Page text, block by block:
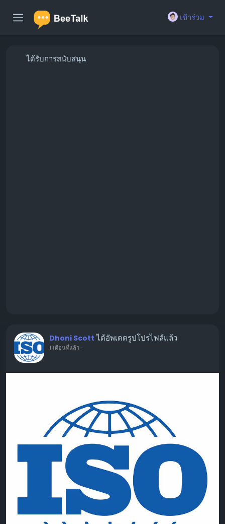
เข้าร่วม
ได้รับการสนับสนุน
Dhoni Scott ได้อัพเดตรูปโปรไฟล์แล้ว
1 เดือนที่แล้ว-